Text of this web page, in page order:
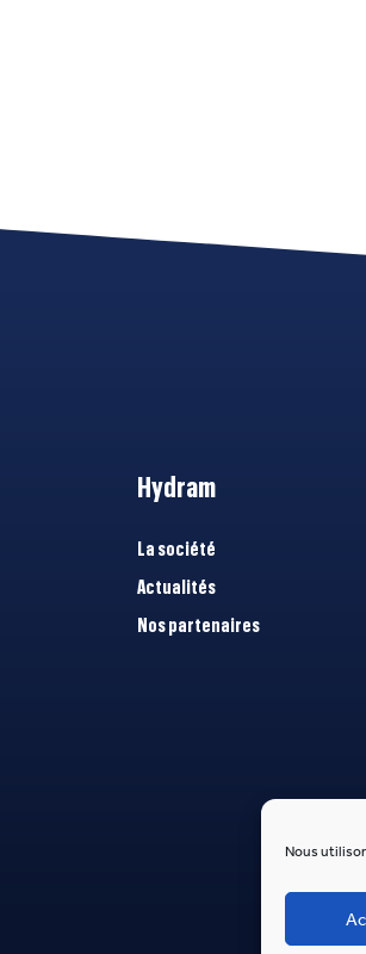
Nous
Hydram
La société
Actualités
Nos partenaires